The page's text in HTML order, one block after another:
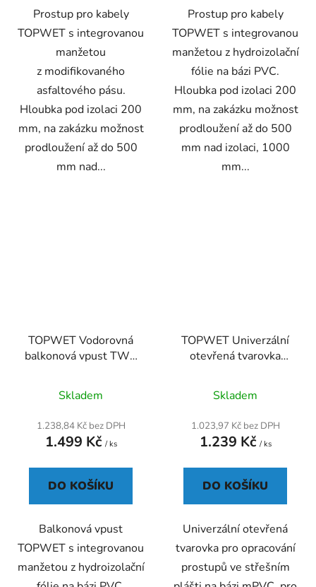
Prostup pro kabely
TOPWET s integrovanou
manžetou
z modifikovaného
asfaltového pásu.
Hloubka pod izolaci 200
mm, na zakázku možnost
prodloužení až do 500
mm nad...
Prostup pro kabely
TOPWET s integrovanou
manžetou z hydroizolační
fólie na bázi PVC.
Hloubka pod izolaci 200
mm, na zakázku možnost
prodloužení až do 500
mm nad izolaci, 1000
mm...
TOPWET Vodorovná
balkonová vpust TWB
hodnocení
produktu
je
z
Skladem
1.238,84 Kč bez DPH
1.499 Kč / ks
DO KOŠÍKU
Balkonová vpust
TOPWET s integrovanou
manžetou z hydroizolační
TOPWET Univerzální
otevřená tvarovka
hodnocení
produktu
je
z
Skladem
1.023,97 Kč bez DPH
1.239 Kč / ks
DO KOŠÍKU
Univerzální otevřená
tvarovka pro opracování
prostupů ve střešním